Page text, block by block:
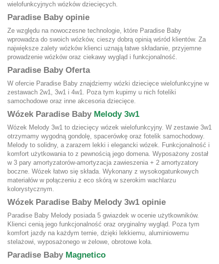
wielofunkcyjnych wózków dziecięcych.
Paradise Baby opinie
Ze względu na nowoczesne technologie, które Paradise Baby
wprowadza do swoich wózków, cieszy dobrą opinią wśród klientów. Za
największe zalety wózków klienci uznają łatwe składanie, przyjemne
prowadzenie wózków oraz ciekawy wygląd i funkcjonalność.
Paradise Baby Oferta
W ofercie Paradise Baby znajdziemy wózki dziecięce wielofunkcyjne w
zestawach 2w1, 3w1 i 4w1. Poza tym kupimy u nich foteliki
samochodowe oraz inne akcesoria dziecięce.
Wózek Paradise Baby Melody 3w1
Wózek Melody 3w1 to dziecięcy wózek wielofunkcyjny. W zestawie 3w1
otrzymamy wygodną gondolę, spacerówkę oraz fotelik samochodowy.
Melody to solidny, a zarazem lekki i elegancki wózek. Funkcjonalność i
komfort użytkowania to z pewnością jego domena. Wyposażony został
w 3 pary amortyzatorów-amortyzacja zawieszenia + 2 amortyzatory
boczne. Wózek łatwo się składa. Wykonany z wysokogatunkowych
materiałów w połączeniu z eco skórą w szerokim wachlarzu
kolorystycznym.
Wózek Paradise Baby Melody 3w1 opinie
Paradise Baby Melody posiada 5 gwiazdek w ocenie użytkowników.
Klienci cenią jego funkcjonalność oraz oryginalny wygląd. Poza tym
komfort jazdy na każdym ternie, dzięki lekkiemu, aluminiowemu
stelażowi, wyposażonego w żelowe, obrotowe koła.
Paradise Baby Magnetico